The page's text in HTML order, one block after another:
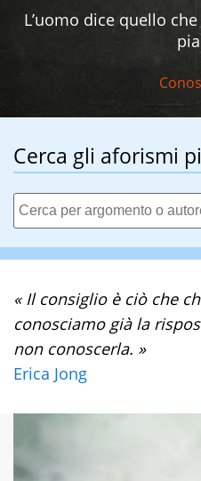
L’uomo dice quello
Cerca gli aforismi
« Il consiglio è ciò che
conosciamo già la
non conoscerla. »
Erica Jong